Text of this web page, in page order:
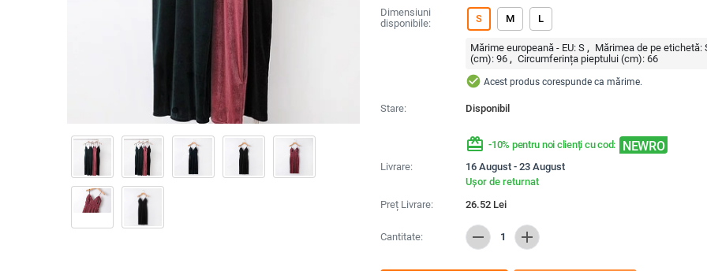
Dimensiuni
disponibile:
S M L
Mărime europeană - EU: S Mărimea de pe etichetă:
(cm): 96 Circumferința pieptului (cm): 66
check_circle Acest produs corespunde ca mărime.
Stare: Disponibil
redeem -10% pentru noi clienți cu cod: NEWRO
Livrare:
16 August - 23 August
Ușor de returnat
Preț Livrare:
26.52Lei
Cantitate: remove 1 add